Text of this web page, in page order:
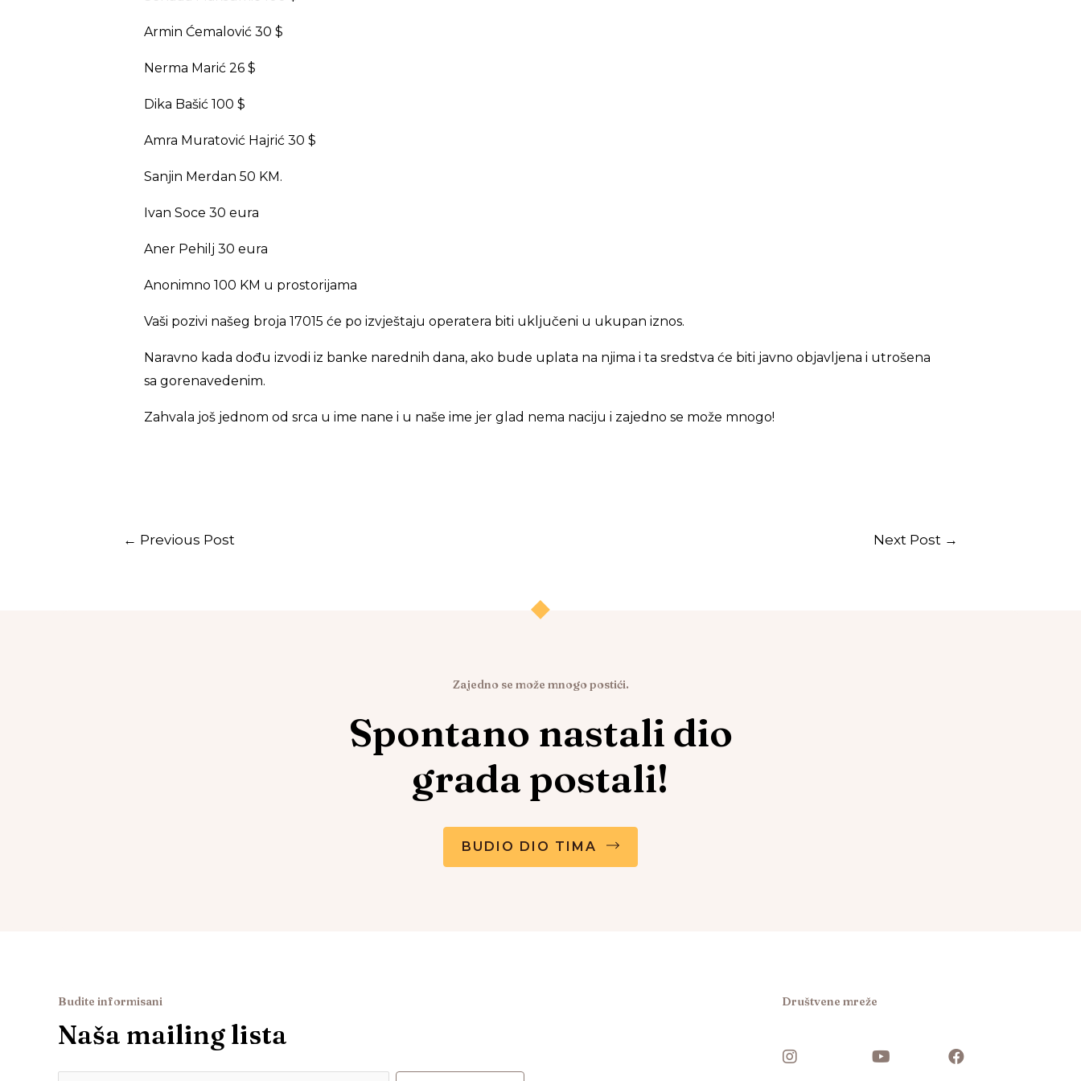
Armin Ćemalović 30 $
Nerma Marić 26 $
Dika Bašić 100 $
Amra Muratović Hajrić 30 $
Sanjin Merdan 50 KM.
Ivan Soce 30 eura
Aner Pehilj 30 eura
Anonimno 100 KM u prostorijama
Vaši pozivi našeg broja 17015 će po izvještaju operatera biti uključeni u ukupan iznos.
Naravno kada dođu izvodi iz banke narednih dana, ako bude uplata na njima i ta sredstva će biti javno objavljena i utrošena
sa gorenavedenim.
Zahvala još jednom od srca u ime nane i u naše ime jer glad nema naciju i zajedno se može mnogo!
← Previous Post Next Post →
Zajedno se može mnogo postići.
Spontano nastali dio
grada postali!
BUDIO DIO TIMA
Budite informisani
Naša mailing lista
Društvene mreže